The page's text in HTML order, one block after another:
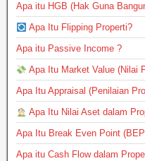
Apa itu HGB (Hak Guna
Apa Itu Flipping Properti?
Apa itu Passive Income ?
Apa Itu Market Value (Nilai
Apa Itu Appraisal (Penilaian
Apa Itu Nilai Aset dalam
Apa Itu Break Even Point
Apa itu Cash Flow dalam